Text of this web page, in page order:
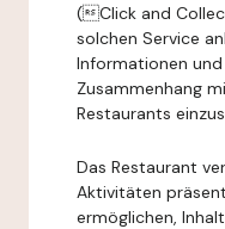
(Click and
solchen Service
Informationen und
Zusammenhang
Restaurants
Das Restaurant
Aktivitäten
ermöglichen,